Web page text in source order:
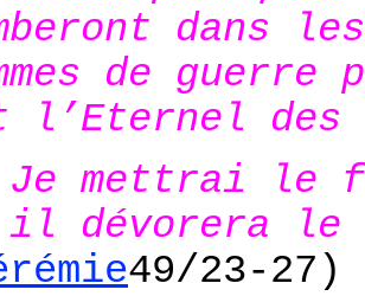
dans
de
l’Eternel des
Je mettrai le
dévorera le
49/23-27)